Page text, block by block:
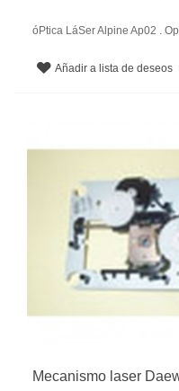
óPtica LáSer Alpine Ap02 .
Añadir a lista de deseos
Mecanismo laser